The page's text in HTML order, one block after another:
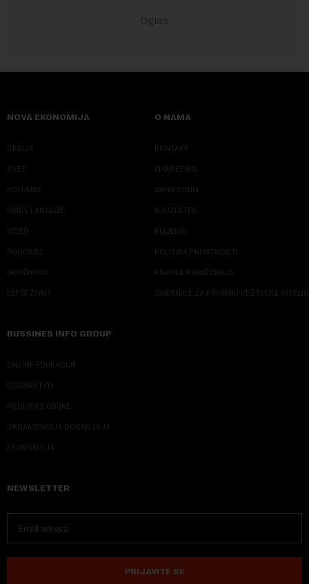
NOVA EKONOMIJA
SRBIJA
SVET
KOLUMNE
PRIČE I ANALIZE
VIDEO
PODCAST
ODRŽIVOST
LEPŠI ŽIVOT
O NAMA
KONTAKT
MARKETING
IMPRESSUM
NJUZLETER
KLIJENTI
POLITIKA PRIVATNOSTI
PRAVILA KORIŠĆENJA
SMERNICE ZA PRIMENU VEŠTAČKE
BUSSINES INFO GROUP
ONLINE EDUKACIJE
IZDAVAŠTVO
MEDIJSKE OBUKE
ORGANIZACIJA DOGADJAJA
EKONOM I JA
NEWSLETTER
PRIJAVITE SE